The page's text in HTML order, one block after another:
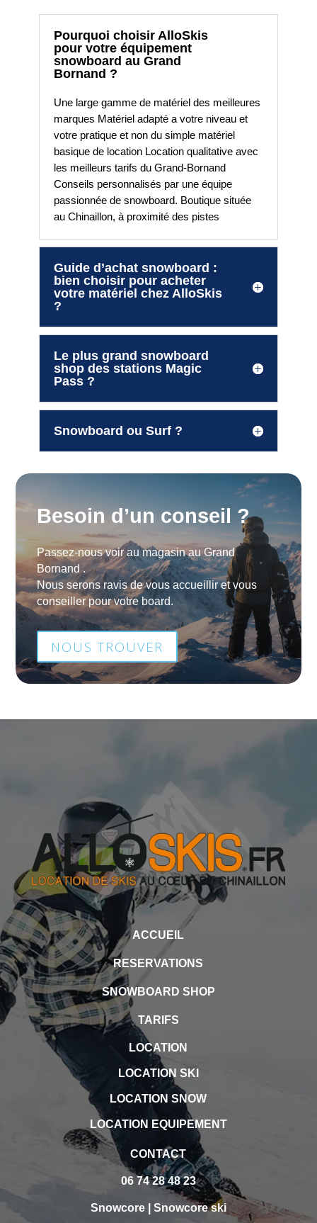
Pourquoi choisir AlloSkis
pour votre équipement
snowboard au Grand
Bornand ?
Une large gamme de matériel des meilleures
marques Matériel adapté a votre niveau et
votre pratique et non du simple matériel
basique de location Location qualitative avec
les meilleurs tarifs du Grand-Bornand
Conseils personnalisés par une équipe
passionnée de snowboard. Boutique située
au Chinaillon, à proximité des pistes
Guide d’achat snowboard :
bien choisir pour acheter
votre matériel chez AlloSkis
?
Le plus grand snowboard
shop des stations Magic
Pass ?
Snowboard ou Surf ?
Besoin d’un conseil ?
Passez-nous voir au magasin au Grand
Bornand .
Nous serons ravis de vous accueillir et vous
conseiller pour votre board.
NOUS TROUVER
ACCUEIL
RESERVATIONS
SNOWBOARD SHOP
TARIFS
LOCATION
LOCATION SKI
LOCATION SNOW
LOCATION EQUIPEMENT
CONTACT
06 74 28 48 23
Snowcore| Snowcore ski